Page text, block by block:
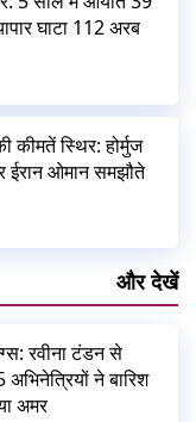
घाटा 112 अरब
कीमतें स्थिर: होर्मुज
ओमान समझौते
और देखें
रवीना टंडन से
ने बारिश
अमर